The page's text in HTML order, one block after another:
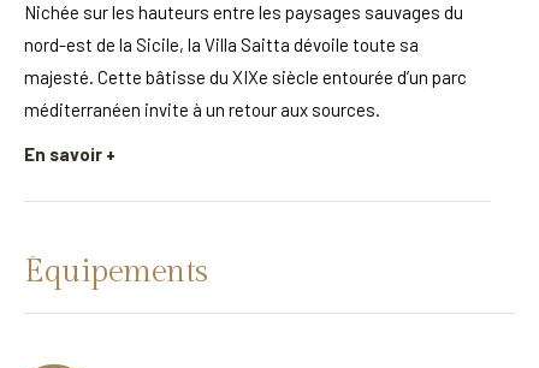
Nichée sur les hauteurs entre les paysages sauvages du
nord-est de la Sicile, la Villa Saitta dévoile toute sa
majesté. Cette bâtisse du XIXe siècle entourée d’un parc
méditerranéen invite à un retour aux sources.
En savoir +
Équipements